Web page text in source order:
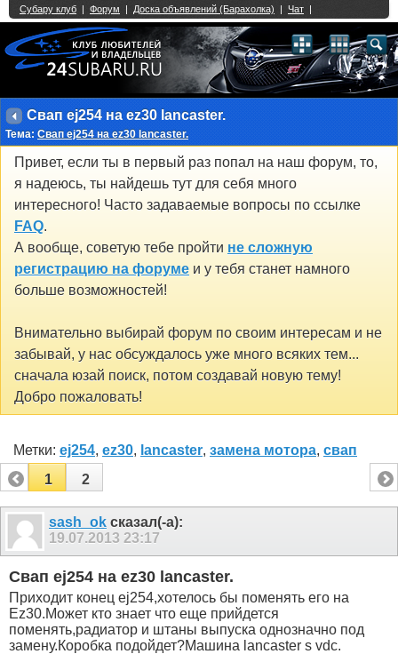
Свап ej254 на ez30 lancaster.
Тема: Свап ej254 на ez30 lancaster.
Привет, если ты в первый раз попал на наш форум, то,
я надеюсь, ты найдешь тут для себя много
интересного! Часто задаваемые вопросы по ссылке
FAQ.
А вообще, советую тебе пройти не сложную
регистрацию на форуме и у тебя станет намного
больше возможностей!
Внимательно выбирай форум по своим интересам и не
забывай, у нас обсуждалось уже много всяких тем...
сначала юзай поиск, потом создавай новую тему!
Добро пожаловать!
Метки: ej254, ez30, lancaster, замена мотора, свап
1
2
sash_ok сказал(-а):
19.07.2013 23:17
Свап ej254 на ez30 lancaster.
Приходит конец ej254,хотелось бы поменять его на
Ez30.Может кто знает что еще прийдется
поменять,радиатор и штаны выпуска однозначно под
замену.Коробка подойдет?Машина lancaster s vdc.
Single Sign On provided byvBSSO
2 3 4 5 6 7 8 9 10 11 12 13 14 15 16 17 18 21 22 23 24 25 26
27 28 29 30 31 32 33 34 35 36 37 38 39 40 41 42 43